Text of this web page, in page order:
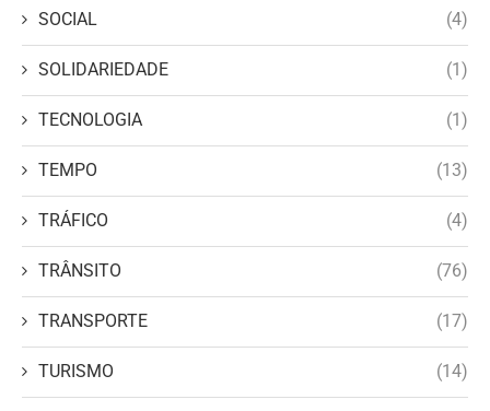
SOCIAL (4)
SOLIDARIEDADE (1)
TECNOLOGIA (1)
TEMPO (13)
TRÁFICO (4)
TRÂNSITO (76)
TRANSPORTE (17)
TURISMO (14)